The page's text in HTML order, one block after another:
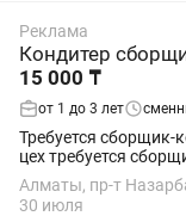
Реклама
Кондитер
15 000 ₸
от 1 до 3 лет
Требуется сборщик-
цех требуется сборщик-кондитер.
оформление тортов
картам. •
Алматы, пр-т
30 июля